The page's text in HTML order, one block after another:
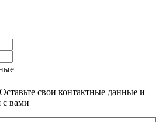
Оставьте свои контактные данные и
с вами